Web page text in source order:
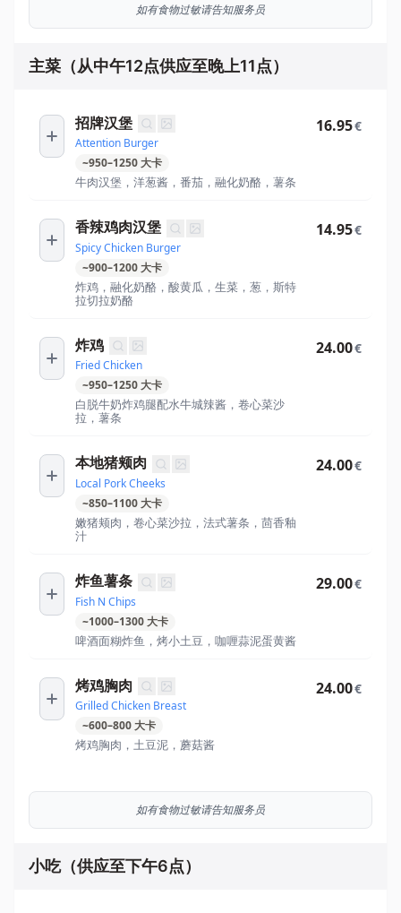
如有食物过敏请告知服务员
主菜（从中午12点供应至晚上11点）
招牌汉堡
Attention Burger
~950–1250大卡
牛肉汉堡，洋葱酱，番茄，融化奶酪，薯条
16.95€
香辣鸡肉汉堡
Spicy Chicken Burger
~900–1200大卡
炸鸡，融化奶酪，酸黄瓜，生菜，葱，斯特
拉切拉奶酪
14.95€
炸鸡
Fried Chicken
~950–1250大卡
白脱牛奶炸鸡腿配水牛城辣酱，卷心菜沙
拉，薯条
24.00€
本地猪颊肉
Local Pork Cheeks
~850–1100大卡
嫩猪颊肉，卷心菜沙拉，法式薯条，茴香釉
汁
24.00€
炸鱼薯条
Fish N Chips
~1000–1300大卡
啤酒面糊炸鱼，烤小土豆，咖喱蒜泥蛋黄酱
29.00€
烤鸡胸肉
Grilled Chicken Breast
~600–800大卡
烤鸡胸肉，土豆泥，蘑菇酱
24.00€
如有食物过敏请告知服务员
小吃（供应至下午6点）